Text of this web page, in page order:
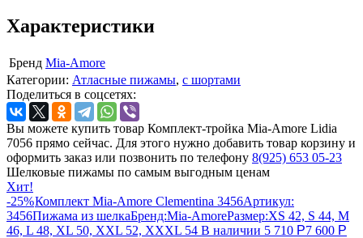
Характеристики
Бренд Mia-Amore
Категории: Атласные пижамы, с шортами
Поделиться в соцсетях:
Вы можете купить товар Комплект-тройка Mia-Amore Lidia
7056 прямо сейчас. Для этого нужно добавить товар корзину и
оформить заказ или позвонить по телефону 8(925) 653 05-23
Шелковые пижамы по самым выгодным ценам
Хит!
-25%Комплект Mia-Amore Clementina 3456Артикул:
3456Пижама из шелкаБренд:Mia-AmoreРазмер:XS 42, S 44, M
46, L 48, XL 50, XXL 52, XXXL 54 В наличии 5 710 Р7 600 Р